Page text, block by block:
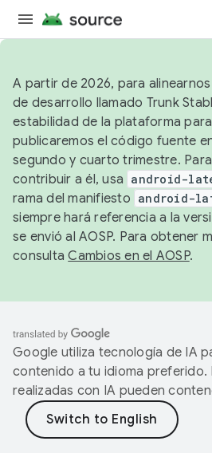
A partir de 2026, para
de desarrollo llamado Trunk
estabilidad de la plataforma
publicaremos el código fuente
segundo y cuarto trimestre.
contribuir a él, usa android-
rama del manifiesto android-
siempre hará referencia a la
se envió al AOSP. Para obtener
consultaCambios en el AOSP.
Google utiliza tecnología de IA
contenido a tu idioma preferido.
realizadas con IA pueden